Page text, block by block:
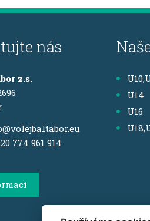
nás
z.s.
774 961 914
U14
U16